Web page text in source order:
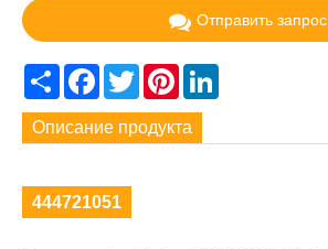
Отправить запрос
ShareFacebook
TwitterPinterest
Описание продукта
444721051